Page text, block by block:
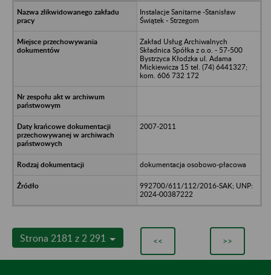
Instalacje Sanitarne -Stanisław
Świątek - Strzegom
Zakład Usług Archiwalnych
Składnica Spółka z o.o. - 57-500
Bystrzyca Kłodzka ul. Adama
Mickiewicza 15 tel. (74) 6441327;
kom. 606 732 172
2007-2011
dokumentacja osobowo-płacowa
992700/611/112/2016-SAK; UNP:
2024-00387222
Strona 2181 z 2 291 << >>